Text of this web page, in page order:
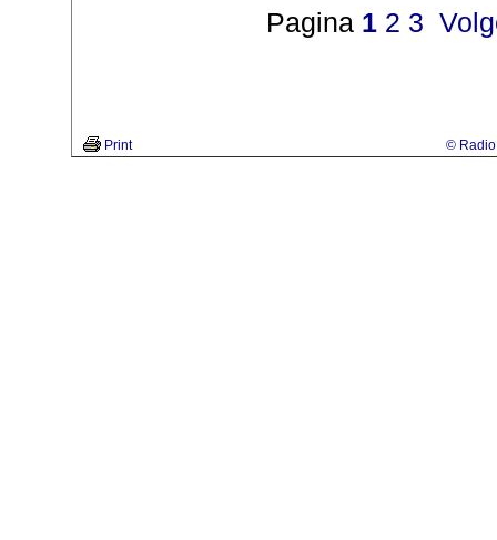
Pagina 1 2 3
Print © Radio